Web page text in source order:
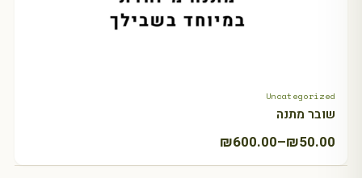
Uncategorized
שובר מתנה
₪50.00
–
₪600.00
טווח
מחירים: